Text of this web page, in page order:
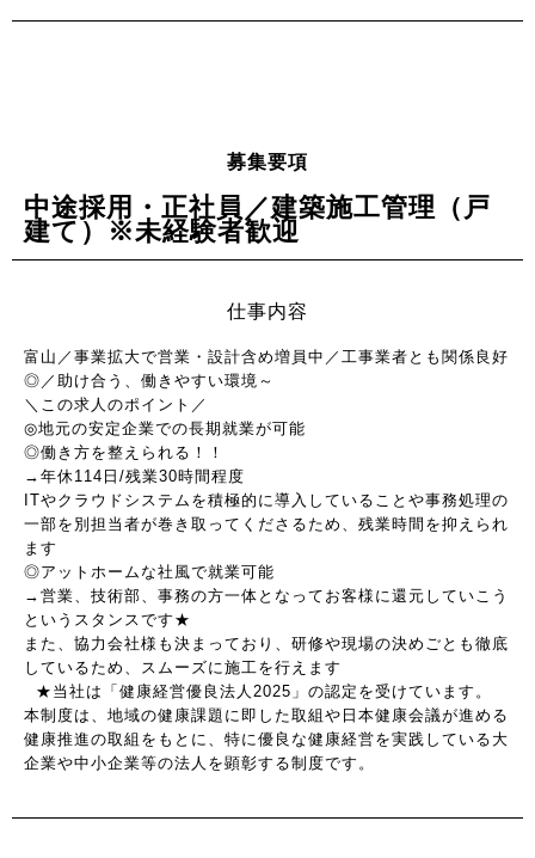
募集要項
中途採用・正社員／建築施工管理（戸
建て）※未経験者歓迎
仕事内容
富山／事業拡大で営業・設計含め増員中／工事業者とも関係良好
◎／助け合う、働きやすい環境～
＼この求人のポイント／
◎地元の安定企業での長期就業が可能
◎働き方を整えられる！！
→年休114日/残業30時間程度
ITやクラウドシステムを積極的に導入していることや事務処理の
一部を別担当者が巻き取ってくださるため、残業時間を抑えられ
ます
◎アットホームな社風で就業可能
→営業、技術部、事務の方一体となってお客様に還元していこう
というスタンスです★
また、協力会社様も決まっており、研修や現場の決めごとも徹底
しているため、スムーズに施工を行えます
★当社は「健康経営優良法人2025」の認定を受けています。
本制度は、地域の健康課題に即した取組や日本健康会議が進める
健康推進の取組をもとに、特に優良な健康経営を実践している大
企業や中小企業等の法人を顕彰する制度です。